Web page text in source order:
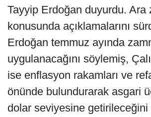
Tayyip Erdoğan duyurdu. Ara
konusunda açıklamalarını
Erdoğan temmuz ayında
uygulanacağını söylemiş,
ise enflasyon rakamları ve
önünde bulundurarak asgari
dolar seviyesine getirileceğini